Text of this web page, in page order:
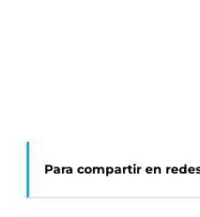
Para compartir en